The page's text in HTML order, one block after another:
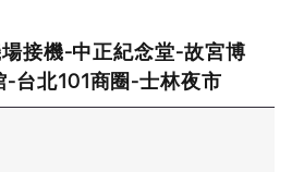
接機-中正紀念堂-故宮博
台北101商圈-士林夜市